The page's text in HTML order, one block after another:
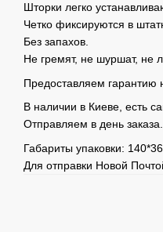
Шторки легко
Четко фиксируются в
Без запахов.
Не гремят, не шуршат, не
Предоставляем гарантию
В наличии в Киеве, есть
Отправляем в день заказа.
Габариты упаковки:
Для отправки Новой